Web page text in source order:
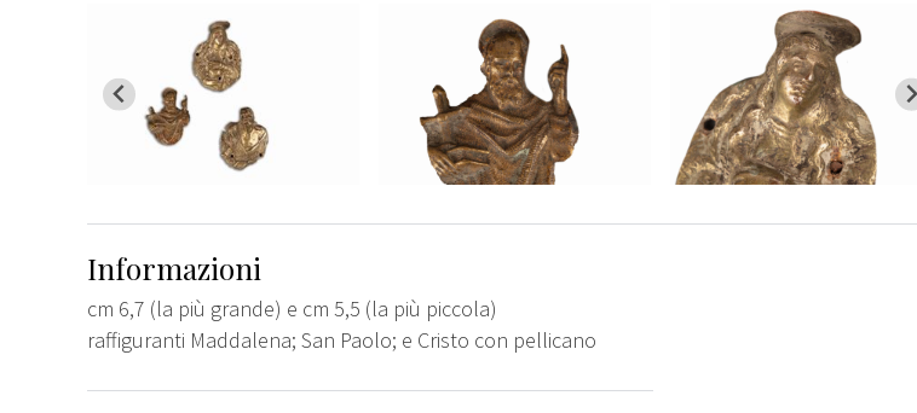
Informazioni
cm 6,7 (la più grande) e cm 5,5 (la più piccola)
raffiguranti Maddalena; San Paolo; e Cristo con pellicano